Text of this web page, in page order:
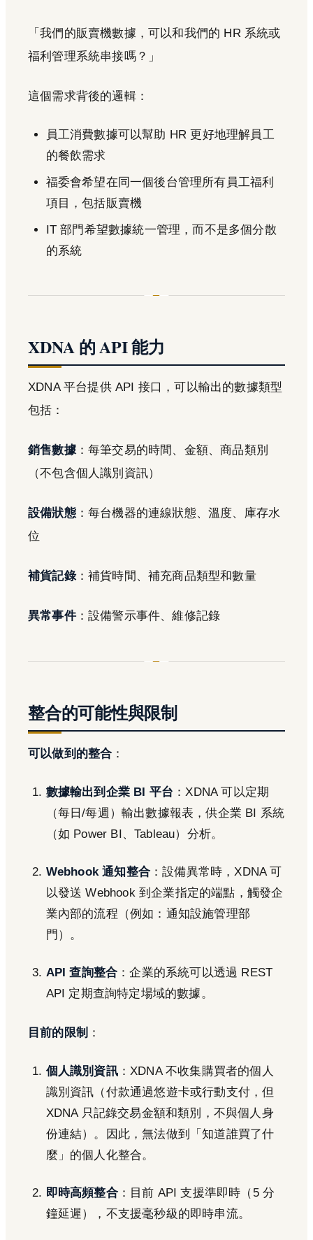
「我們的販賣機數據，可以和我們的 HR 系統或
福利管理系統串接嗎？」
這個需求背後的邏輯：
員工消費數據可以幫助 HR 更好地理解員工
的餐飲需求
福委會希望在同一個後台管理所有員工福利
項目，包括販賣機
IT 部門希望數據統一管理，而不是多個分散
的系統
XDNA 的 API 能力
XDNA 平台提供 API 接口，可以輸出的數據類型
包括：
銷售數據：每筆交易的時間、金額、商品類別
（不包含個人識別資訊）
設備狀態：每台機器的連線狀態、溫度、庫存水
位
補貨記錄：補貨時間、補充商品類型和數量
異常事件：設備警示事件、維修記錄
整合的可能性與限制
可以做到的整合 ：
數據輸出到企業 BI 平台 ：XDNA 可以定期
（每日/每週）輸出數據報表，供企業 BI 系統
（如 Power BI、Tableau）分析。
Webhook 通知整合 ：設備異常時，XDNA 可
以發送 Webhook 到企業指定的端點，觸發企
業內部的流程（例如：通知設施管理部
門）。
API 查詢整合 ：企業的系統可以透過 REST
API 定期查詢特定場域的數據。
目前的限制 ：
個人識別資訊：XDNA 不收集購買者的個人
識別資訊（付款通過悠遊卡或行動支付，但
XDNA 只記錄交易金額和類別，不與個人身
份連結）。因此，無法做到「知道誰買了什
麼」的個人化整合。
即時高頻整合：目前 API 支援準即時（5 分
鐘延遲），不支援毫秒級的即時串流。